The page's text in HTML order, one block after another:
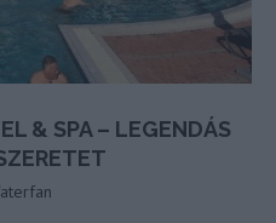
& SPA – LEGENDÁS